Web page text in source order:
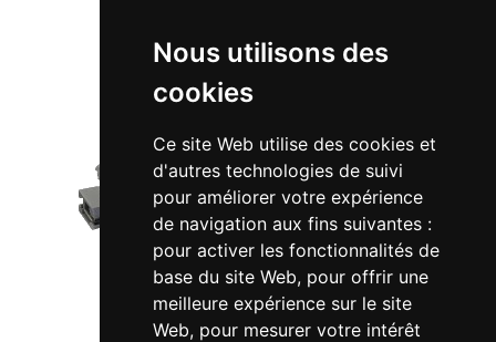
Nous utilisons des
cookies
Ce site Web utilise des cookies et
d'autres technologies de suivi
pour améliorer votre expérience
de navigation aux fins suivantes :
pour activer les fonctionnalités de
base du site Web, pour offrir une
meilleure expérience sur le site
Web, pour mesurer votre intérêt